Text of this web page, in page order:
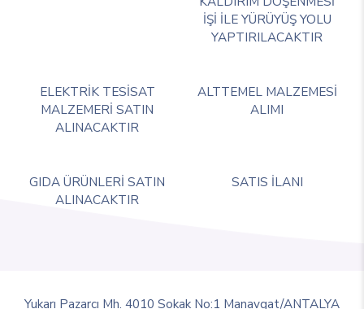
İŞİ İLE YÜRÜYÜŞ YOLU
YAPTIRILACAKTIR
ELEKTRİK TESİSAT
MALZEMERİ SATIN
ALINACAKTIR
ALTTEMEL MALZEMESİ
ALIMI
GIDA ÜRÜNLERİ SATIN
ALINACAKTIR
SATIS İLANI
Yukarı Pazarcı Mh. 4010 Sokak No:1 Manavgat/ANTALYA